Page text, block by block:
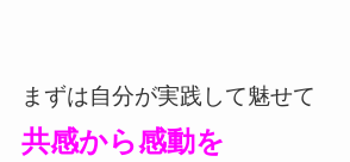
まずは自分が実践して魅せて
共感から感動を